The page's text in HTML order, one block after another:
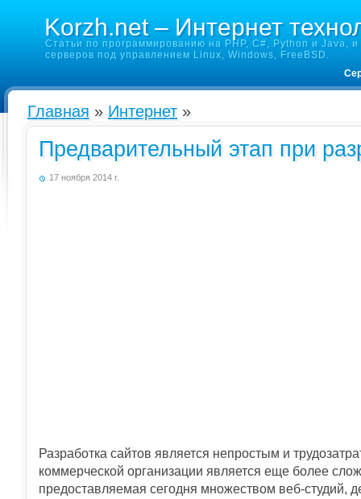
Korzh.net – Интернет
Статьи по программированию на PHP, C#, Python и Java,
серверов под управлением Linux, Windows, FreeBSD.
Главная » Интернет »
Предварительный этап при
17 ноября 2014 г.
Разработка сайтов является непростым и
коммерческой организации является еще более
предоставляемая сегодня множеством веб-студий,